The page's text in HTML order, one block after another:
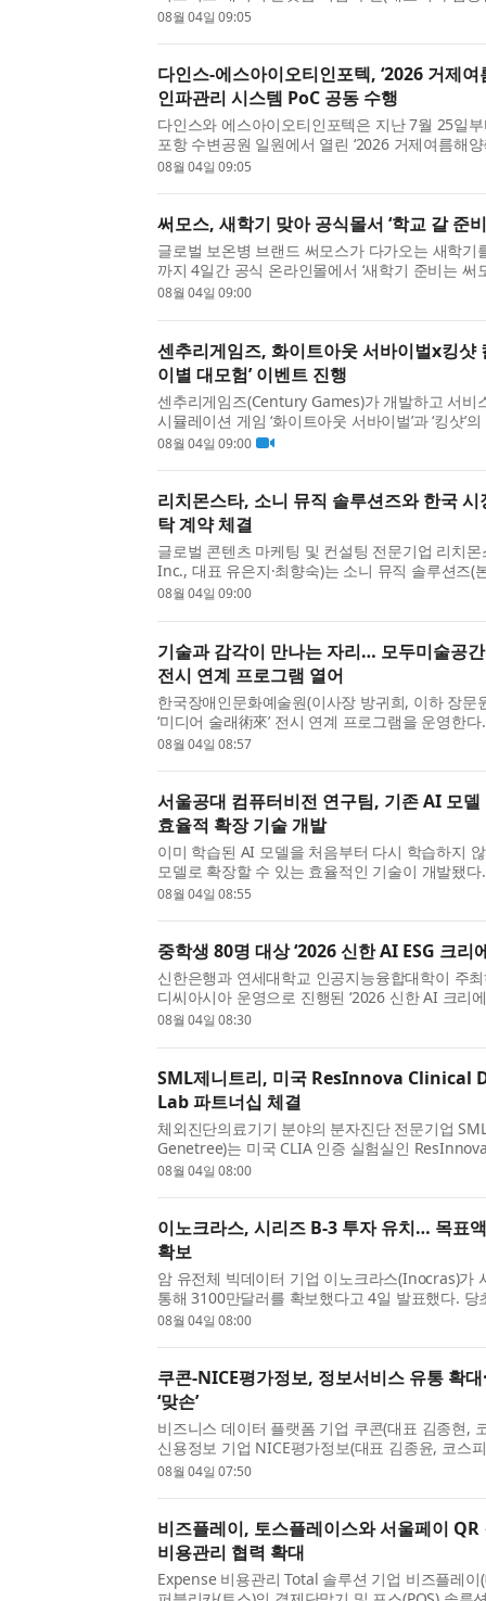
확대 및 데이터 기반 신규 사업 발굴을 위한 전략
08월 04일 09:05
다인스-에스아이오티인포텍, ‘2026 거제
인파관리 시스템 PoC 공동 수행
다인스와 에스아이오티인포텍은 지난 7월 25일
포항 수변공원 일원에서 열린 ‘2026 거제여름해
과 스마트 IoT 스캐너를 병행한 인파관리 시스템
08월 04일 09:05
써모스, 새학기 맞아 공식몰서 ‘학교 갈 준
글로벌 보온병 브랜드 써모스가 다가오는 새학기
까지 4일간 공식 온라인몰에서 ‘새학기 준비는
비 끝!’ 기획전을 진행한다. 이번 기획전은 새학기
08월 04일 09:00
센추리게임즈, 화이트아웃 서바이벌x킹샷
이별 대모험’ 이벤트 진행
센추리게임즈(Century Games)가 개발하고 서비
시뮬레이션 게임 ‘화이트아웃 서바이벌’과 ‘킹샷’
‘쌍둥이별 대모험’을 진행한다. 이번 컬래버레이
08월 04일 09:00
리치몬스타, 소니 뮤직 솔루션즈와 한국
탁 계약 체결
글로벌 콘텐츠 마케팅 및 컨설팅 전문기업 리치
Inc., 대표 유은지·최향숙)는 소니 뮤직 솔루션즈(
이하 SMS)가 다각도로 전개하는 이벤트 솔루션
08월 04일 09:00
기술과 감각이 만나는 자리… 모두미술공간
전시 연계 프로그램 열어
한국장애인문화예술원(이사장 방귀희, 이하 장문
‘미디어 술래術來’ 전시 연계 프로그램을 운영한
스, 교육 등 기술과 예술이 어우러진 감각을 직접
08월 04일 08:57
서울공대 컴퓨터비전 연구팀, 기존 AI 모
효율적 확장 기술 개발
이미 학습된 AI 모델을 처음부터 다시 학습하지
모델로 확장할 수 있는 효율적인 기술이 개발됐
전기정보공학부 한보형 교수 연구팀은 LG AI연
08월 04일 08:55
중학생 80명 대상 ‘2026 신한 AI ESG 크리
신한은행과 연세대학교 인공지능융합대학이 주
디씨아시아 운영으로 진행된 ‘2026 신한 AI 크리
부터 8월 1일까지 3일간 연세대학교 신촌캠퍼스
08월 04일 08:30
SML제니트리, 미국 ResInnova Clinical
Lab 파트너십 체결
체외진단의료기기 분야의 분자진단 전문기업
Genetree)는 미국 CLIA 인증 실험실인
와 미국 시장 내 분자진단 제품 공급 및 현지 협력
08월 04일 08:00
이노크라스, 시리즈 B-3 투자 유치… 목표
확보
암 유전체 빅데이터 기업 이노크라스(Inocras)가
통해 3100만달러를 확보했다고 4일 발표했다. 당
어서는 규모다. 이노크라스는 암 환자의 전장유
08월 04일 08:00
쿠콘-NICE평가정보, 정보서비스 유통 확
‘맞손’
비즈니스 데이터 플랫폼 기업 쿠콘(대표 김종현,
신용정보 기업 NICE평가정보(대표 김종윤, 코스
유통 확대 및 데이터 기반 신규 사업 발굴을 위한
08월 04일 07:50
비즈플레이, 토스플레이스와 서울페이
비용관리 협력 확대
Expense 비용관리 Total 솔루션 기업 비즈플레이